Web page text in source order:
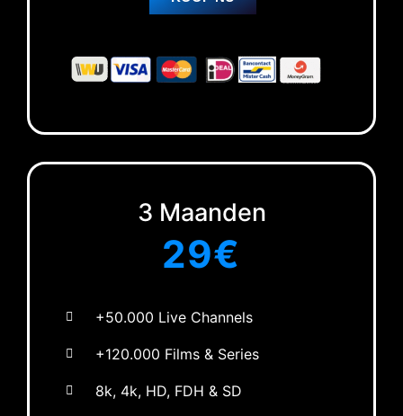
3 Maanden
29€
+50.000 Live Channels
+120.000 Films & Series
8k, 4k, HD, FDH & SD